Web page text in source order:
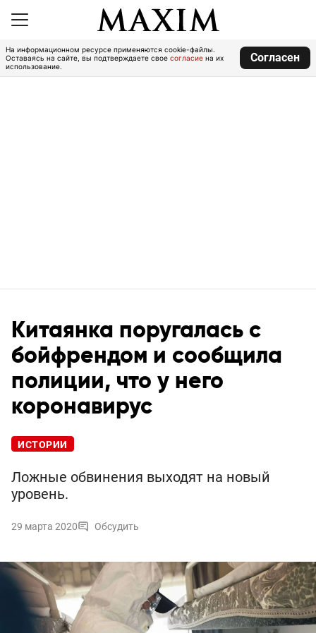
На информационном ресурсе применяются cookie-файлы.
Оставаясь на сайте, вы подтверждаете свое согласие на их
использование.
Согласен
Китаянка поругалась с
бойфрендом и сообщила
полиции, что у него
коронавирус
ИСТОРИИ
Ложные обвинения выходят на новый
уровень.
29 марта 2020 Обсудить